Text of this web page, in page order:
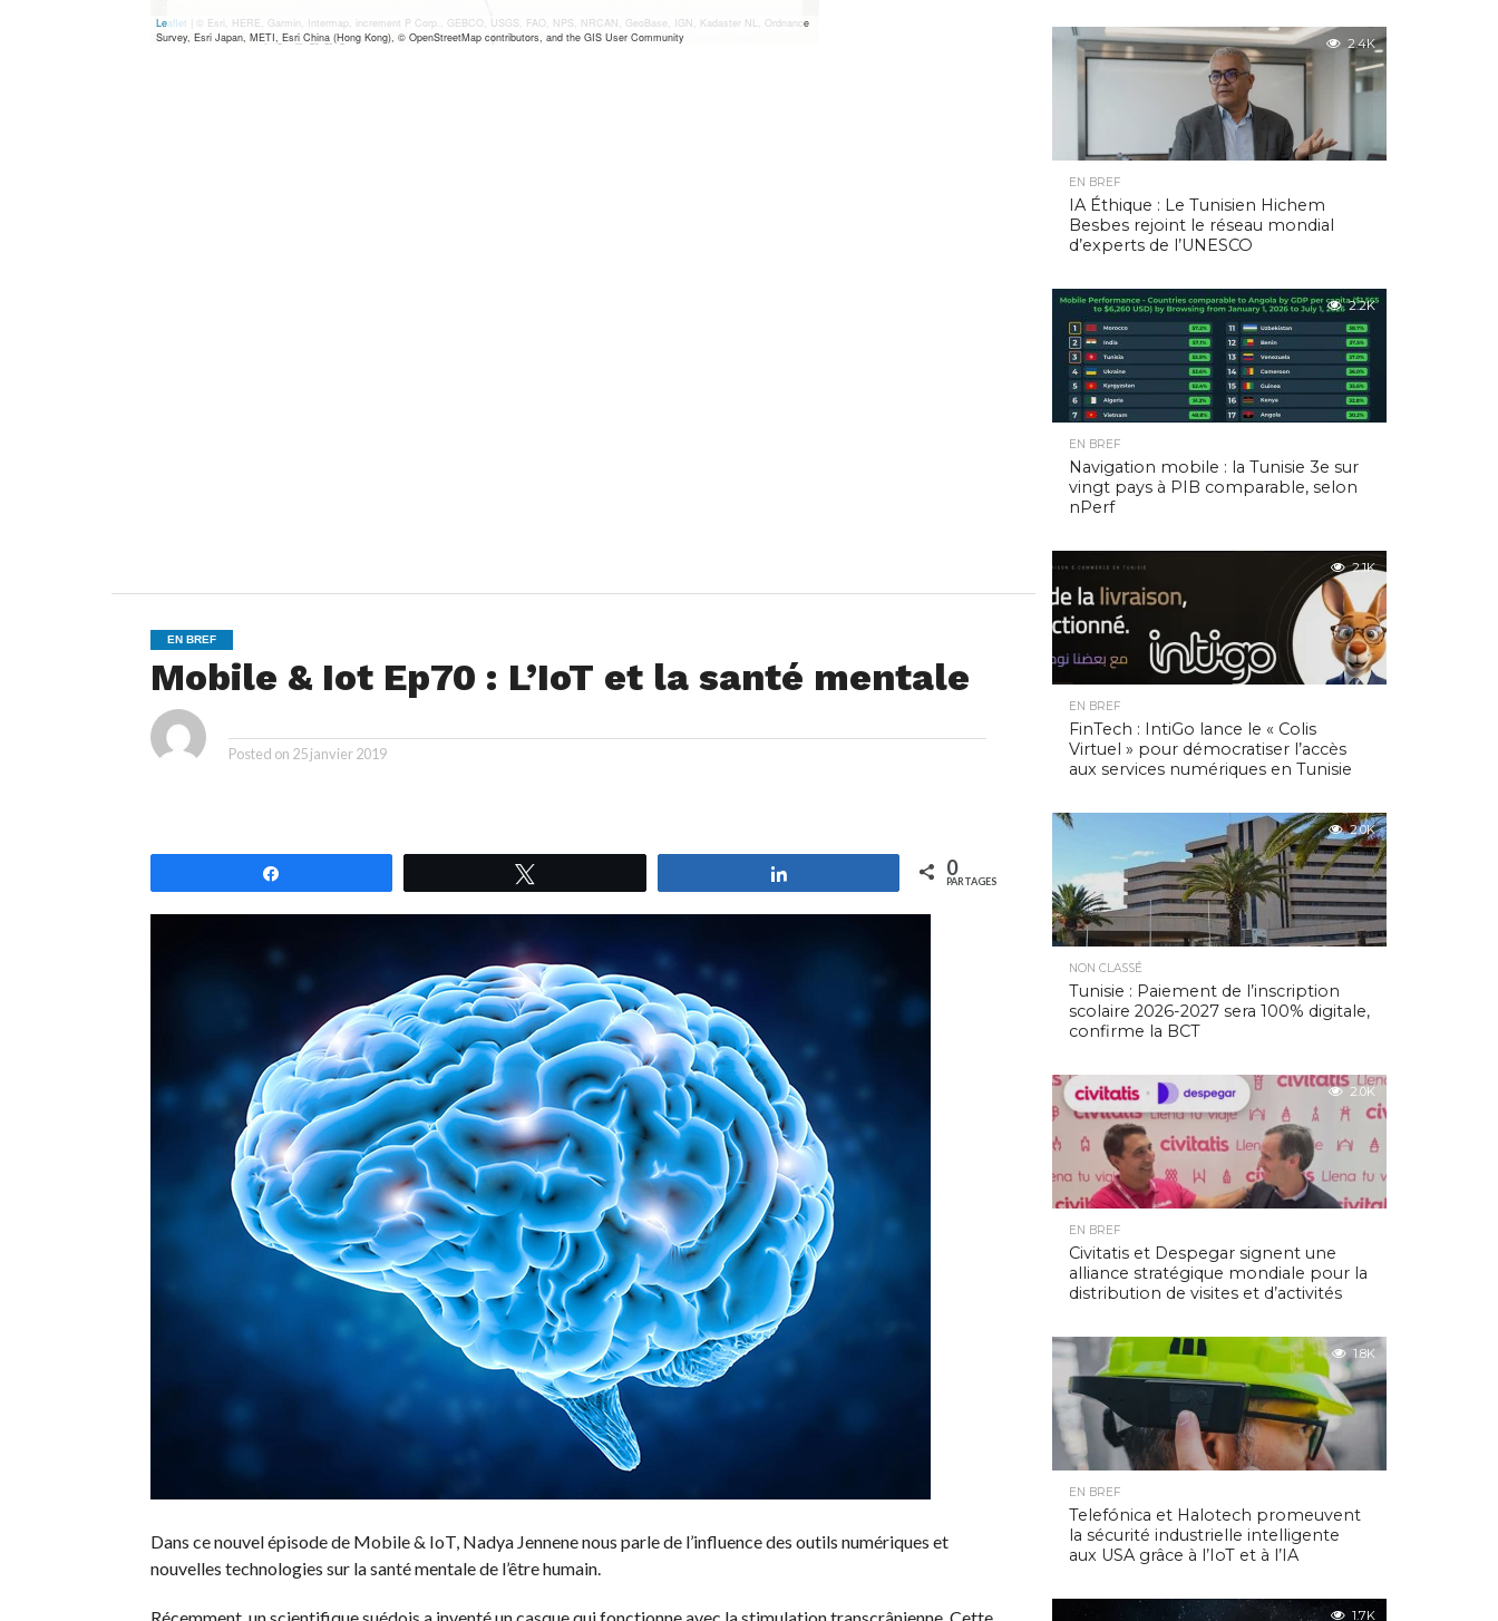
EN BREF
Mobile & Iot Ep70 : L’IoT et la santé mentale
Posted on 25 janvier 2019
0
PARTAGES
Dans ce nouvel épisode de Mobile & IoT, Nadya Jennene nous parle de l’influence des outils numériques et
nouvelles technologies sur la santé mentale de l’être humain.
2.4K
EN BREF
IA Éthique : Le Tunisien Hichem
Besbes rejoint le réseau mondial
d’experts de l’UNESCO
2.2K
EN BREF
Navigation mobile : la Tunisie 3e sur
vingt pays à PIB comparable, selon
nPerf
2.1K
EN BREF
FinTech : IntiGo lance le « Colis
Virtuel » pour démocratiser l’accès
aux services numériques en Tunisie
2.0K
NON CLASSÉ
Tunisie : Paiement de l’inscription
scolaire 2026-2027 sera 100% digitale,
confirme la BCT
2.0K
EN BREF
Civitatis et Despegar signent une
alliance stratégique mondiale pour la
distribution de visites et d’activités
1.8K
EN BREF
Telefónica et Halotech promeuvent
la sécurité industrielle intelligente
aux USA grâce à l’IoT et à l’IA
1.7K